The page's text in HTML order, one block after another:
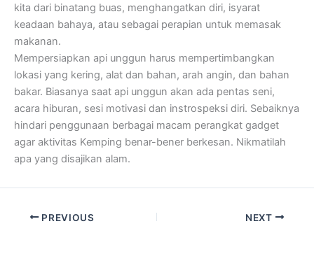
kita dari binatang buas, menghangatkan diri, isyarat
keadaan bahaya, atau sebagai perapian untuk memasak
makanan.
Mempersiapkan api unggun harus mempertimbangkan
lokasi yang kering, alat dan bahan, arah angin, dan bahan
bakar. Biasanya saat api unggun akan ada pentas seni,
acara hiburan, sesi motivasi dan instrospeksi diri. Sebaiknya
hindari penggunaan berbagai macam perangkat gadget
agar aktivitas Kemping benar-bener berkesan. Nikmatilah
apa yang disajikan alam.
PREVIOUS NEXT